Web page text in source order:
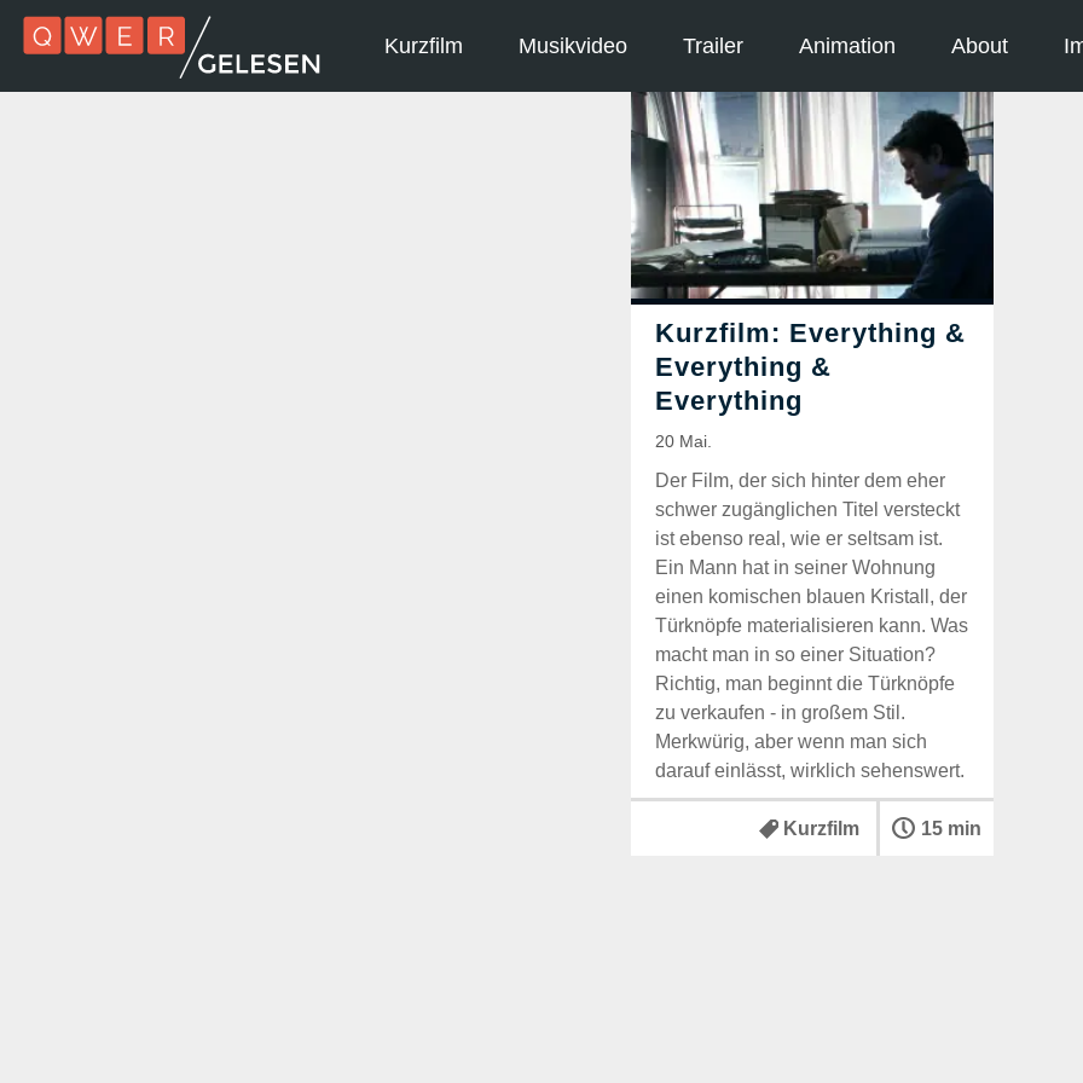
Kurzfilm Musikvideo Trailer Animation About
Der Film, der sich hinter dem eher
schwer zugänglichen Titel versteckt
ist ebenso real, wie er seltsam ist.
Ein Mann hat in seiner Wohnung
einen komischen blauen Kristall, der
Türknöpfe materialisieren kann. Was
macht man in so einer Situation?
Richtig, man beginnt die Türknöpfe
zu verkaufen - in großem Stil.
Merkwürig, aber wenn man sich
darauf einlässt, wirklich sehenswert.
Kurzfilm 15 min